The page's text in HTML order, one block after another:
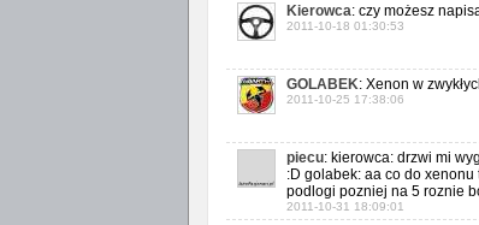
Kierowca: czy możesz
2011-10-18 01:30:53
GOLABEK: Xenon w
2011-10-25 17:38:06
piecu: kierowca: drzwi mi
:D golabek: aa co do
podlogi pozniej na 5 roznie
2011-10-31 18:09:01